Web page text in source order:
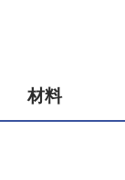
材料